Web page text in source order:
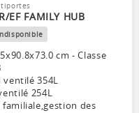
EF FAMILY HUB
cm - Classe
ventilé 354L
254L
des